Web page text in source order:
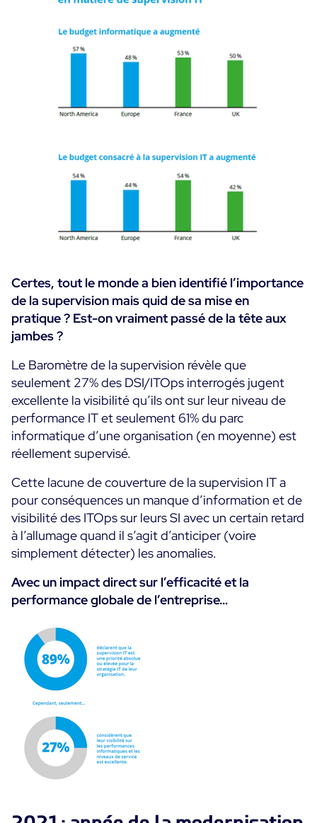
Centreon Log Management
Open Source Support
English
Certes, tout le monde a bien identifié l’importance
de la supervision mais quid de sa mise en
pratique ? Est-on vraiment passé de la tête aux
jambes ?
Le Baromètre de la supervision révèle que
seulement 27% des DSI/ITOps interrogés jugent
excellente la visibilité qu’ils ont sur leur niveau de
performance IT et seulement 61% du parc
informatique d’une organisation (en moyenne) est
réellement supervisé.
Cette lacune de couverture de la supervision IT a
pour conséquences un manque d’information et de
visibilité des ITOps sur leurs SI avec un certain retard
à l’allumage quand il s’agit d’anticiper (voire
simplement détecter) les anomalies.
Avec un impact direct sur l’efficacité et la
performance globale de l’entreprise…